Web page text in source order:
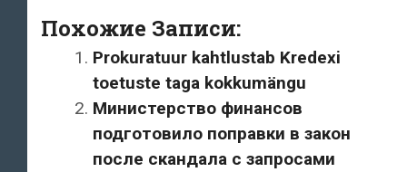
Похожие Записи:
Prokuratuur kahtlustab Kredexi
toetuste taga kokkumängu
Министерство финансов
подготовило поправки в закон
после скандала с запросами